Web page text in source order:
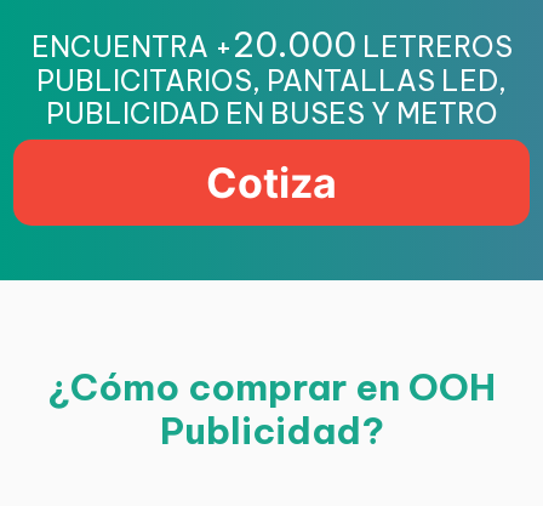
ENCUENTRA +20.000 LETREROS
PUBLICITARIOS, PANTALLAS LED,
PUBLICIDAD EN BUSES Y METRO
Cotiza
¿Cómo comprar en OOH
Publicidad?